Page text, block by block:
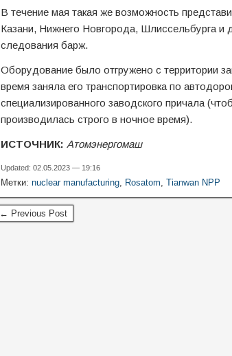
В течение мая такая же возможность
Казани, Нижнего Новгорода, Шлиссельбурга и
следования барж.
Оборудование было отгружено с территории
время заняла его транспортировка по
специализированного заводского причала
производилась строго в ночное время).
ИСТОЧНИК: Атомэнергомаш
Updated: 02.05.2023 — 19:16
Метки: nuclear manufacturing, Rosatom, Tianwan NPP
← Previous Post